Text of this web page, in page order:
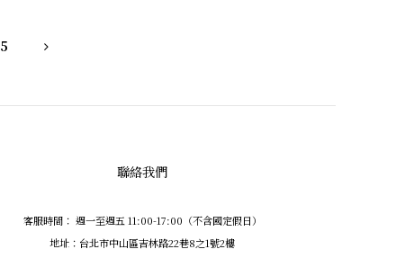
5
聯絡我們
客服時間： 週一至週五 11:00-17:00（不含國定假日）
地址：台北市中山區吉林路22巷8之1號2樓